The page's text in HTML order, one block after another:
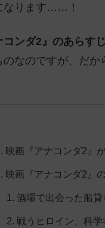
なります……！
ンダ2』のあらす
なのですが、だ
映画『アナコンダ2』
映画『アナコンダ2』
酒場で出会った船
戦うヒロイン、科